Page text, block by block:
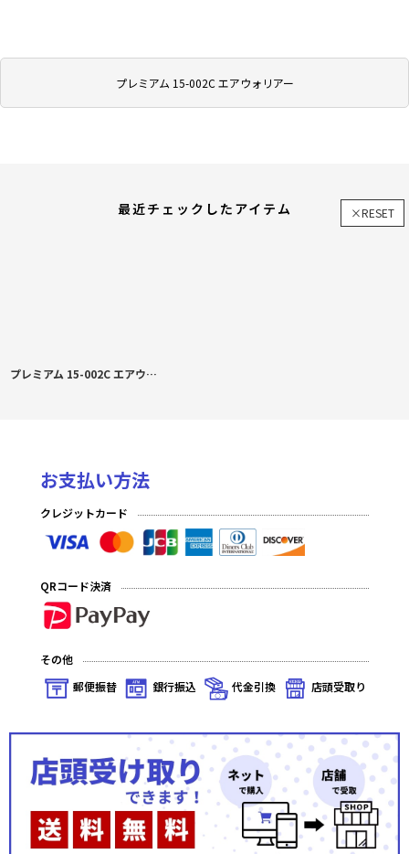
プレミアム 15-002C エアウォリアー
最近チェックしたアイテム ×RESET
プレミアム 15-002C エアウォリアー
お支払い方法
クレジットカード
QRコード決済
その他
郵便振替
銀行振込 代金引換 店頭受取り